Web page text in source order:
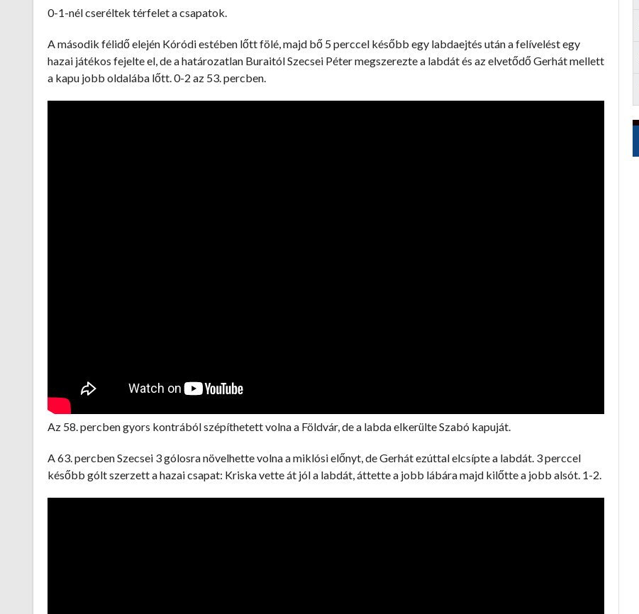
0-1-nél cseréltek térfelet a csapatok.
A második félidő elején Kóródi estében lőtt fölé, majd bő 5 perccel később egy labdaejtés után a felívelést egy
hazai játékos fejelte el, de a határozatlan Buraitól Szecsei Péter megszerezte a labdát és az elvetődő Gerhát mellett
a kapu jobb oldalába lőtt. 0-2 az 53. percben.
Az 58. percben gyors kontrából szépíthetett volna a Földvár, de a labda elkerülte Szabó kapuját.
A 63. percben Szecsei 3 gólosra növelhette volna a miklósi előnyt, de Gerhát ezúttal elcsípte a labdát. 3 perccel
később gólt szerzett a hazai csapat: Kriska vette át jól a labdát, áttette a jobb lábára majd kilőtte a jobb alsót. 1-2.